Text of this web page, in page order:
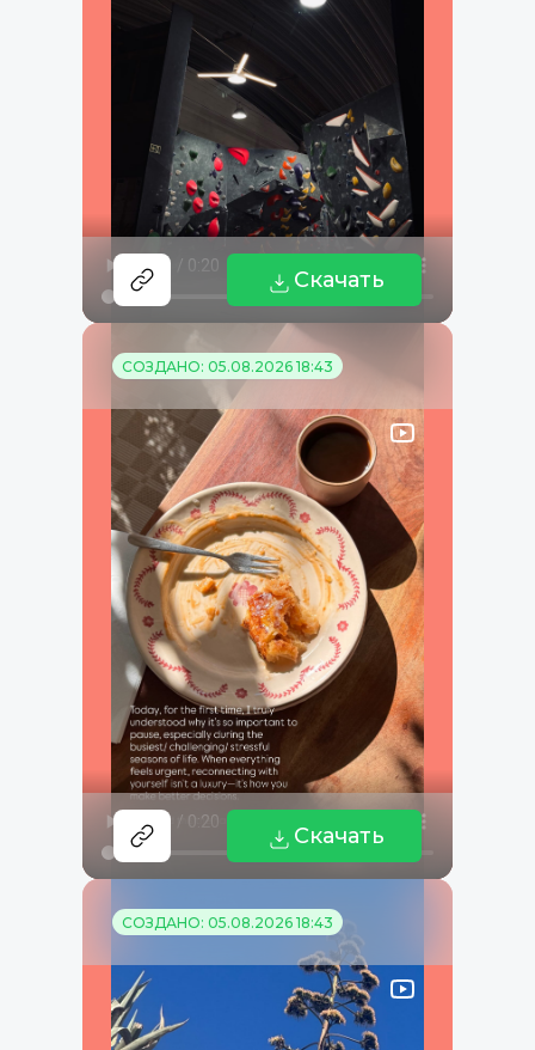
Скачать
СОЗДАНО: 05.08.2026 18:43
Скачать
СОЗДАНО: 05.08.2026 18:43